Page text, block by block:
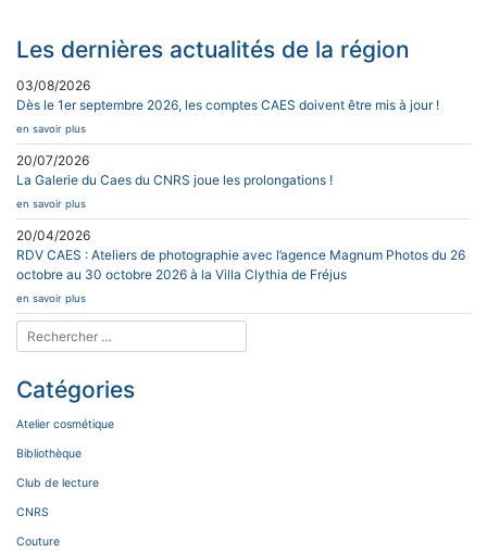
Les dernières actualités de la région
03/08/2026
Dès le 1er septembre 2026, les comptes CAES doivent être mis à jour !
en savoir plus
20/07/2026
La Galerie du Caes du CNRS joue les prolongations !
en savoir plus
20/04/2026
RDV CAES : Ateliers de photographie avec l’agence Magnum Photos du 26
octobre au 30 octobre 2026 à la Villa Clythia de Fréjus
en savoir plus
Catégories
Atelier cosmétique
Bibliothèque
Club de lecture
CNRS
Couture